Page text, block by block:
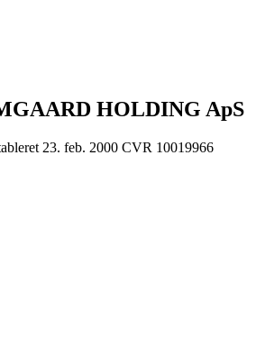
HOLDING ApS
23. feb. 2000 CVR 10019966